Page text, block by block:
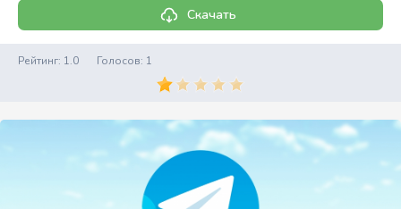
Скачать
Рейтинг: 1.0 Голосов: 1